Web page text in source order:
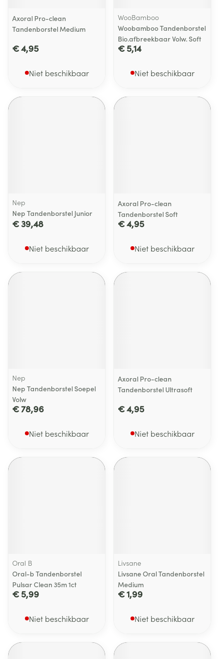
Axoral Pro-clean
Tandenborstel Medium
€ 4,95
Niet beschikbaar
WooBamboo
Woobamboo Tandenborstel
Bio.afbreekbaar Volw. Soft
€ 5,14
Niet beschikbaar
Nep
Nep Tandenborstel Junior
€ 39,48
Niet beschikbaar
Axoral Pro-clean
Tandenborstel Soft
€ 4,95
Niet beschikbaar
Nep
Nep Tandenborstel Soepel
Volw
€ 78,96
Niet beschikbaar
Axoral Pro-clean
Tandenborstel Ultrasoft
€ 4,95
Niet beschikbaar
Oral B
Oral-b Tandenborstel
Pulsar Clean 35m 1ct
€ 5,99
Niet beschikbaar
Livsane
Livsane Oral Tandenborstel
Medium
€ 1,99
Niet beschikbaar